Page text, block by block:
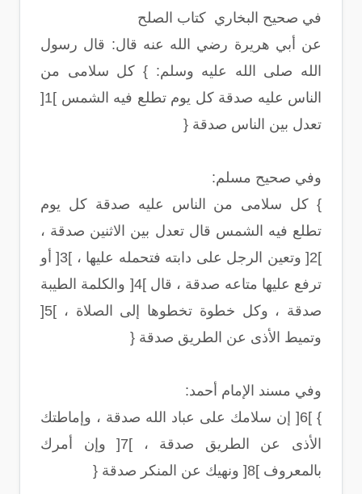
في صحيح البخاري كتاب الصلح
عن أبي هريرة رضي الله عنه قال: قال رسول
الله صلى الله عليه وسلم: } كل سلامى من
الناس عليه صدقة كل يوم تطلع فيه الشمس ]1[
تعدل بين الناس صدقة {
وفي صحيح مسلم:
} كل سلامى من الناس عليه صدقة كل يوم
تطلع فيه الشمس قال تعدل بين الاثنين صدقة ،
]2[ وتعين الرجل على دابته فتحمله عليها ، ]3[ أو
ترفع عليها متاعه صدقة ، قال ]4[ والكلمة الطيبة
صدقة ، وكل خطوة تخطوها إلى الصلاة ، ]5[
وتميط الأذى عن الطريق صدقة {
وفي مسند الإمام أحمد:
} ]6[ إن سلامك على عباد الله صدقة ، وإماطتك
الأذى عن الطريق صدقة ، ]7[ وإن أمرك
بالمعروف ]8[ ونهيك عن المنكر صدقة {